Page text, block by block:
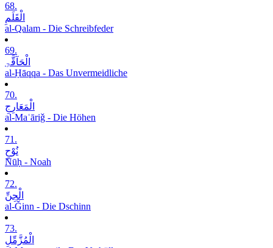
68.
الْقَلَمِ
al-Qalam - Die Schreibfeder
69.
الْحَآقَّۃِ
al-Ḥāqqa - Das Unvermeidliche
70.
الْمَعَارِجِ
al-Maʿāriǧ - Die Höhen
71.
نُوْحٍ
Nūḥ - Noah
72.
الْجِنِّ
al-Ǧinn - Die Dschinn
73.
الْمُزَّمِّلِ